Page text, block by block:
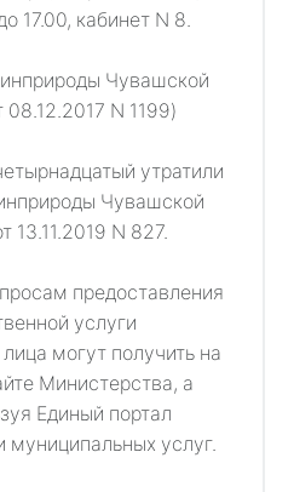
17.00, кабинет N 8.
Чувашской
08.12.2017 N 1199)
утратили
Чувашской
13.11.2019 N 827.
предоставления
услуги
могут получить на
Министерства, а
Единый портал
муниципальных услуг.